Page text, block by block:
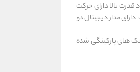
و عرض 7 متر را باز و بسته نمایید. جک کامفورت 1000 گلدن گیت با وجود قدرت بالا دارای حرکت
خودرو یا عابر چشمی بلافاصله به مدار فرمان بسته شدن را می دهد. جک کامفورت 1000 گلدن گیت دارای مدار دیجیتال دو
و مهره ماردون قوی خود بی رقیب درجک های پارکینگی شده